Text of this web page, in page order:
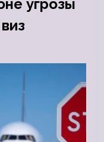
угрозы